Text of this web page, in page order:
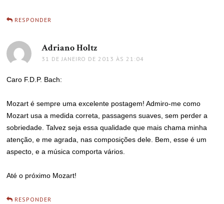
RESPONDER
Adriano Holtz
31 DE JANEIRO DE 2013 ÀS 21:04
Caro F.D.P. Bach:
Mozart é sempre uma excelente postagem! Admiro-me como
Mozart usa a medida correta, passagens suaves, sem perder a
sobriedade. Talvez seja essa qualidade que mais chama minha
atenção, e me agrada, nas composições dele. Bem, esse é um
aspecto, e a música comporta vários.
Até o próximo Mozart!
RESPONDER